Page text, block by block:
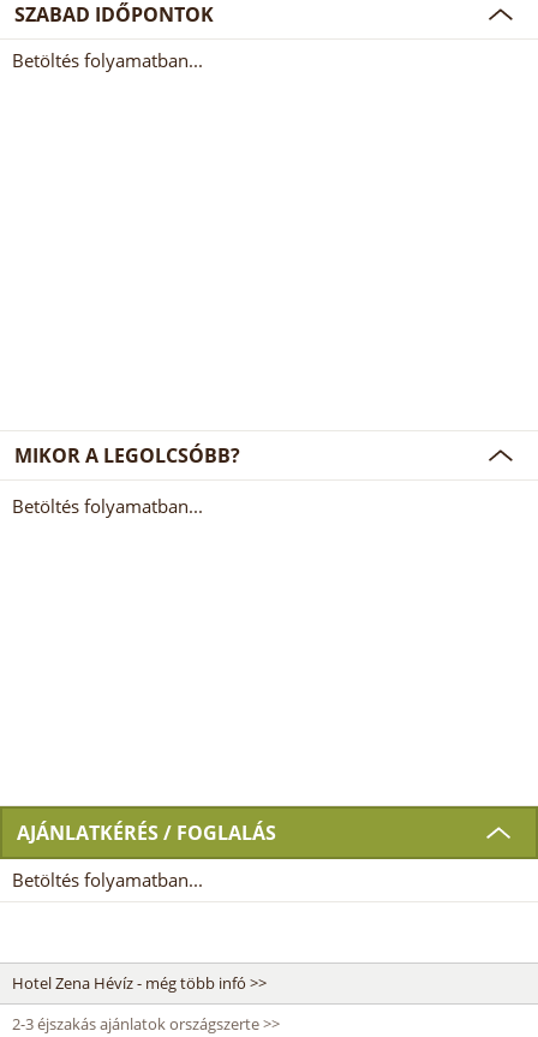
SZABAD IDŐPONTOK
Betöltés folyamatban...
MIKOR A LEGOLCSÓBB?
Betöltés folyamatban...
AJÁNLATKÉRÉS / FOGLALÁS
Betöltés folyamatban...
Hotel Zena Hévíz - még több infó >>
2-3 éjszakás ajánlatok országszerte >>